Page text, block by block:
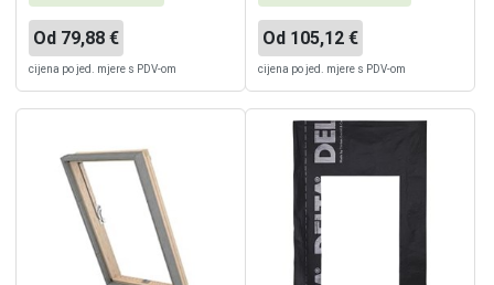
Od 79,88 €
cijena po jed. mjere s PDV-om
Od 105,12 €
cijena po jed. mjere s PDV-om